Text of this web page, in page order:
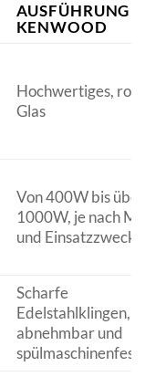
AUSFÜHRUNG
KENWOOD
Hochwertiges,
Glas
Von 400W bis über
1000W, je nach
und Einsatzzweck
Scharfe
Edelstahlklingen,
abnehmbar und
spülmaschinenfest